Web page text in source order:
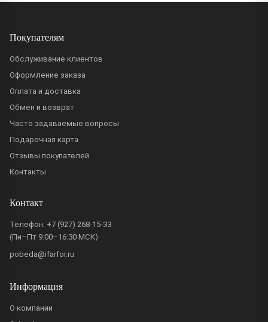
Покупателям
Обслуживание клиентов
Оформление заказа
Оплата и доставка
Обмен и возврат
Часто задаваемые вопросы
Подарочная карта
Отзывы покупателей
Контакты
Контакт
Телефон: +7 (927) 268-15-33
(Пн–Пт 9:00–16:30 МСК)
pobeda@ifarfor.ru
Информация
О компании